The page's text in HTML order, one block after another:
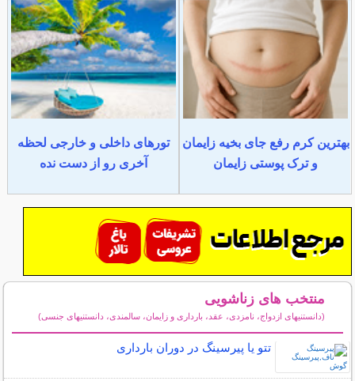
بهترین کرم رفع جای بخیه زایمان
و ترک پوستی زایمان
تورهای داخلی و خارجی لحظه
آخری رو از دست نده
منتخب های زناشویی
(دانستنیهای ازدواج، نامزدی، عقد، بارداری و زایمان، سالمندی، دانستنیهای جنسی)
تتو یا پیرسینگ در دوران بارداری